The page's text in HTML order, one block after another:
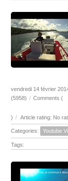
vendredi 14 février
(5958) / Comments (
) / Article rating: No
Categories: Youtube
Tags: